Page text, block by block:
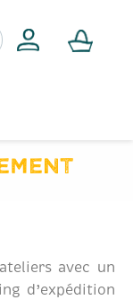
avec un
d’expédition